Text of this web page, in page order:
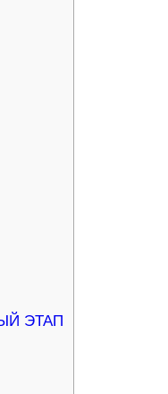
ЭТАП